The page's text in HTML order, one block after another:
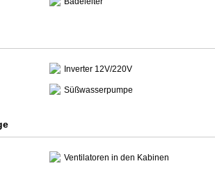
Inverter 12V/220V
Süßwasserpumpe
Ventilatoren in den Kabinen